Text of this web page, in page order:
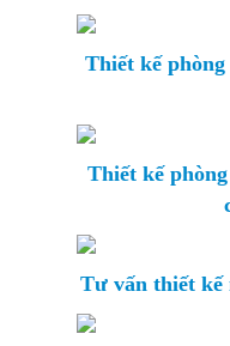
Thiết kế
Thiết kế
Tư vấn thiết